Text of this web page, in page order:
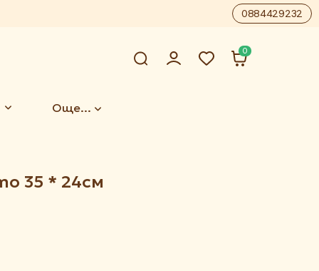
0884429232
0
Още...
35 * 24см